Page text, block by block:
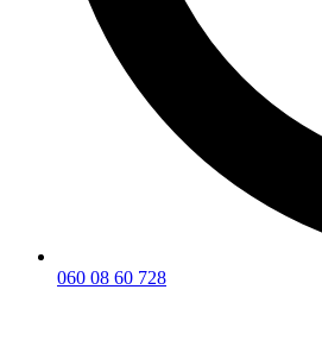
060 08 60 728